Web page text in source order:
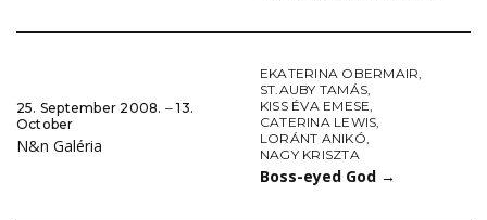
25. September 2008. ‒ 13.
October
N&n Galéria
EKATERINA OBERMAIR,
ST.AUBY TAMÁS,
KISS ÉVA EMESE,
CATERINA LEWIS,
LORÁNT ANIKÓ,
NAGY KRISZTA
Boss-eyed God →